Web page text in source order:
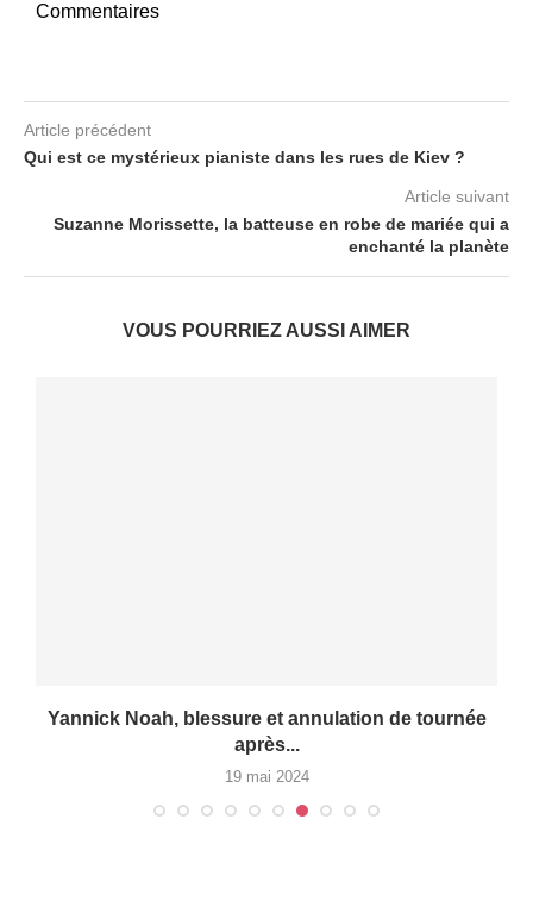
Commentaires
Article précédent
Qui est ce mystérieux pianiste dans les rues de Kiev ?
Article suivant
Suzanne Morissette, la batteuse en robe de mariée qui a
enchanté la planète
VOUS POURRIEZ AUSSI AIMER
Yannick Noah, blessure et annulation de tournée
après...
19 mai 2024